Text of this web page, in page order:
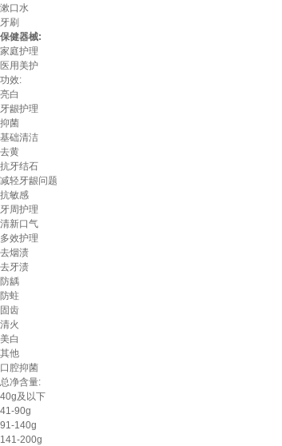
漱口水
牙刷
保健器械:
家庭护理
医用美护
功效:
亮白
牙龈护理
抑菌
基础清洁
去黄
抗牙结石
减轻牙龈问题
抗敏感
牙周护理
清新口气
多效护理
去烟渍
去牙渍
防龋
防蛀
固齿
清火
美白
其他
口腔抑菌
总净含量:
40g及以下
41-90g
91-140g
141-200g